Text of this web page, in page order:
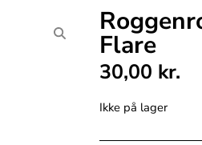
Flare
30,00 kr.
Ikke på lager